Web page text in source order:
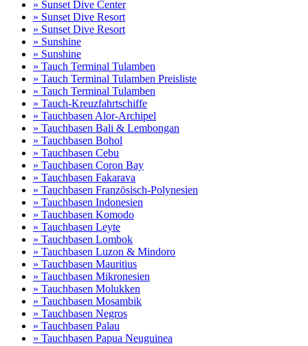
» Sunset Dive Center
» Sunset Dive Resort
» Sunset Dive Resort
» Sunshine
» Sunshine
» Tauch Terminal Tulamben
» Tauch Terminal Tulamben Preisliste
» Tauch Terminal Tulamben
» Tauch-Kreuzfahrtschiffe
» Tauchbasen Alor-Archipel
» Tauchbasen Bali & Lembongan
» Tauchbasen Bohol
» Tauchbasen Cebu
» Tauchbasen Coron Bay
» Tauchbasen Fakarava
» Tauchbasen Französisch-Polynesien
» Tauchbasen Indonesien
» Tauchbasen Komodo
» Tauchbasen Leyte
» Tauchbasen Lombok
» Tauchbasen Luzon & Mindoro
» Tauchbasen Mauritius
» Tauchbasen Mikronesien
» Tauchbasen Molukken
» Tauchbasen Mosambik
» Tauchbasen Negros
» Tauchbasen Palau
» Tauchbasen Papua Neuguinea